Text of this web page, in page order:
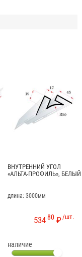
ВНУТРЕННИЙ УГОЛ
«АЛЬТА-ПРОФИЛЬ», БЕЛЫЙ
длина: 3000мм
/шт.
53480 ₽
наличие